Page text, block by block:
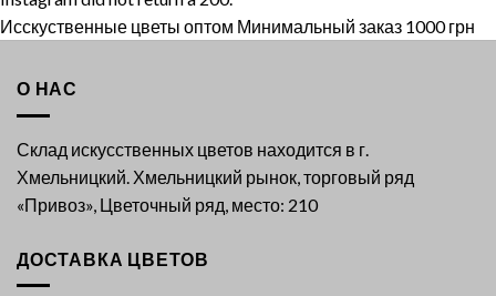
Исскуственные цветы оптом Минимальный заказ 1000 грн
О НАС
Склад искусственных цветов находится в г.
Хмельницкий. Хмельницкий рынок, торговый ряд
«Привоз», Цветочный ряд, место: 210
ДОСТАВКА ЦВЕТОВ